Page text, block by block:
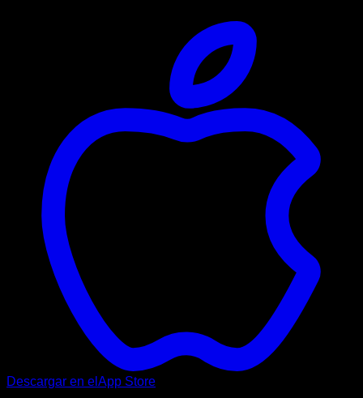
Descargar en el App Store